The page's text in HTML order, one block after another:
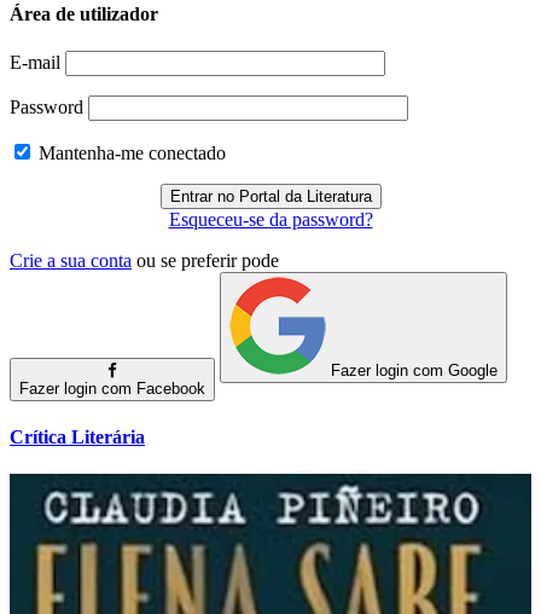
Área de utilizador
E-mail
Password
Mantenha-me conectado
Esqueceu-se da password?
Crie a sua conta ou se preferir pode
Fazer login com Facebook
Fazer login com Google
Crítica Literária